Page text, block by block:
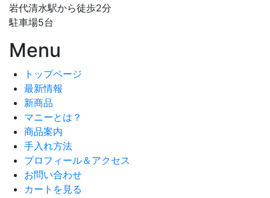
岩代清水駅から徒歩2分
駐車場5台
Menu
トップページ
最新情報
新商品
マニーとは？
商品案内
手入れ方法
プロフィール＆アクセス
お問い合わせ
カートを見る